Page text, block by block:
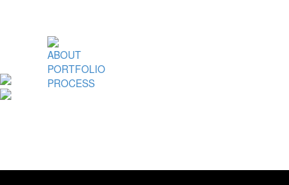
ABOUT
PORTFOLIO
PROCESS